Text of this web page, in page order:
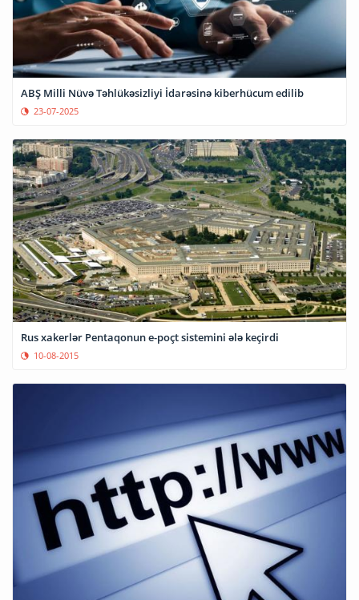
ABŞ Milli Nüvə Təhlükəsizliyi İdarəsinə kiberhücum edilib
23-07-2025
Rus xakerlər Pentaqonun e-poçt sistemini ələ keçirdi
10-08-2015